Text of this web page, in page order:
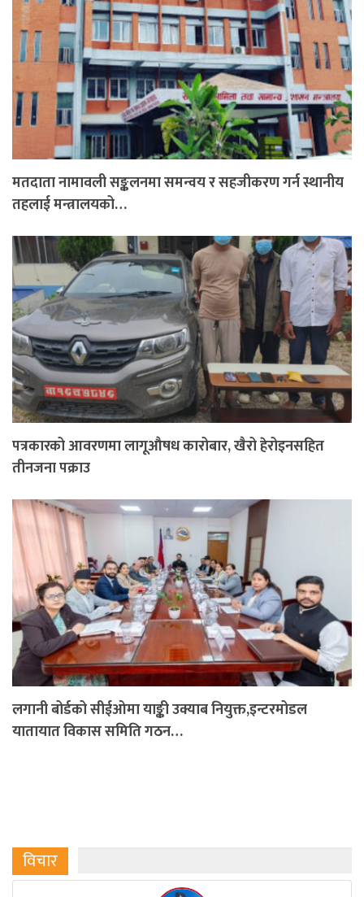
मतदाता नामावली सङ्कलनमा समन्वय र सहजीकरण गर्न स्थानीय
तहलाई मन्त्रालयको…
पत्रकारको आवरणमा लागूऔषध कारोबार, खैरो हेरोइनसहित
तीनजना पक्राउ
लगानी बोर्डको सीईओमा याङ्की उक्याब नियुक्त,इन्टरमोडल
यातायात विकास समिति गठन…
विचार